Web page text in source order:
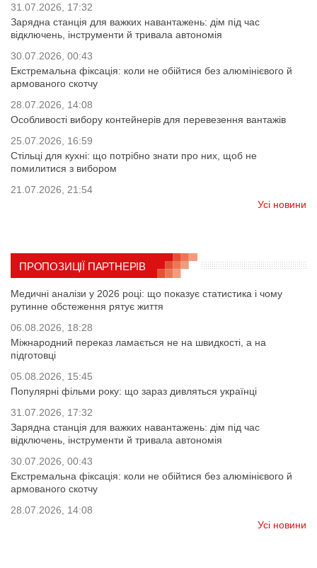
31.07.2026, 17:32
Зарядна станція для важких навантажень: дім під час
відключень, інструменти й тривала автономія
30.07.2026, 00:43
Екстремальна фіксація: коли не обійтися без алюмінієвого й
армованого скотчу
28.07.2026, 14:08
Особливості вибору контейнерів для перевезення вантажів
25.07.2026, 16:59
Стільці для кухні: що потрібно знати про них, щоб не
помилитися з вибором
21.07.2026, 21:54
Усі новини
ПРОПОЗИЦІЇ ПАРТНЕРІВ
Медичні аналізи у 2026 році: що показує статистика і чому
рутинне обстеження рятує життя
06.08.2026, 18:28
Міжнародний переказ ламається не на швидкості, а на
підготовці
05.08.2026, 15:45
Популярні фільми року: що зараз дивляться українці
31.07.2026, 17:32
Зарядна станція для важких навантажень: дім під час
відключень, інструменти й тривала автономія
30.07.2026, 00:43
Екстремальна фіксація: коли не обійтися без алюмінієвого й
армованого скотчу
28.07.2026, 14:08
Усі новини